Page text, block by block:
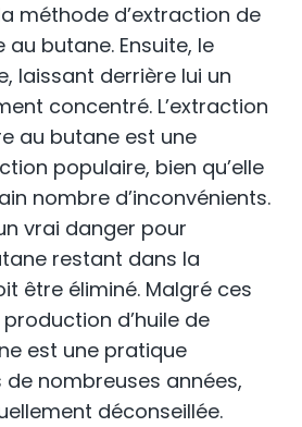
méthode d’extraction de
au butane. Ensuite, le
laissant derrière lui un
concentré. L’extraction
au butane est une
populaire, bien qu’elle
nombre d’inconvénients.
vrai danger pour
restant dans la
être éliminé. Malgré ces
d’huile de
est une pratique
nombreuses années,
déconseillée.